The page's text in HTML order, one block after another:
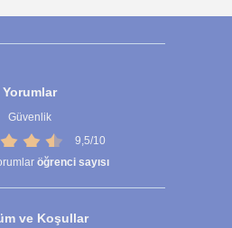
Yorumlar
Güvenlik
9,5/10
öğrenci sayısı
ve Koşullar